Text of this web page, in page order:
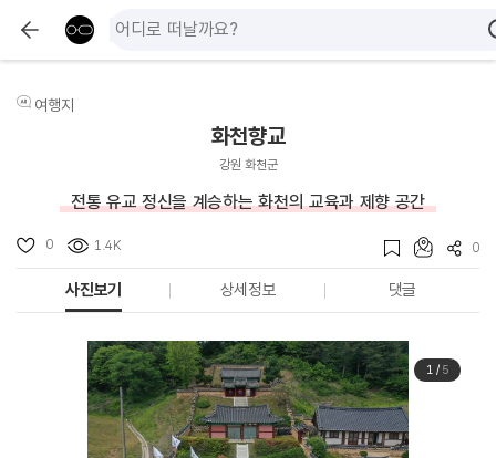
여행지
화천향교
강원 화천군
전통 유교 정신을 계승하는 화천의 교육과 제향 공간
0 1.4K 0
사진보기 상세정보 댓글
1/ 5